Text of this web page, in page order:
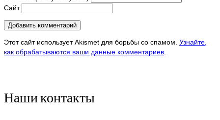
Сайт
Этот сайт использует Akismet для борьбы со спамом. Узнайте,
как обрабатываются ваши данные комментариев
Наши контакты